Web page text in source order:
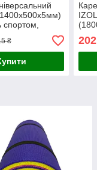
спортом,
₴ 202